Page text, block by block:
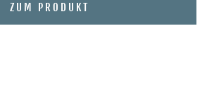
ZUM PRODUKT